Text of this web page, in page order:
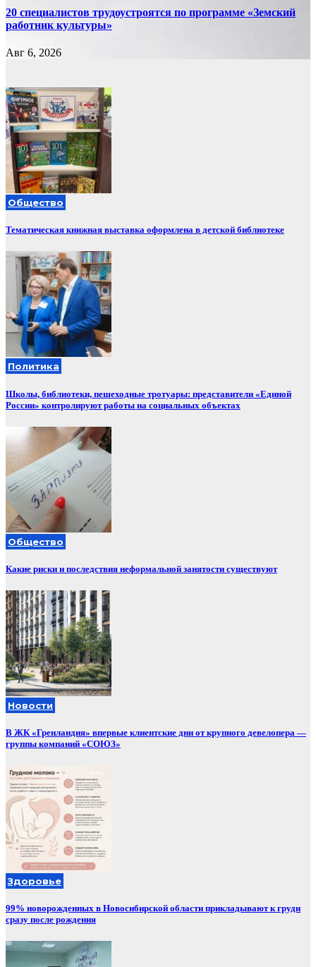
20 специалистов трудоустроятся по программе «Земский
работник культуры»
Авг 6, 2026
Общество
Тематическая книжная выставка оформлена в детской библиотеке
Политика
Школы, библиотеки, пешеходные тротуары: представители «Единой
России» контролируют работы на социальных объектах
Общество
Какие риски и последствия неформальной занятости существуют
Новости
В ЖК «Гренландия» впервые клиентские дни от крупного девелопера —
группы компаний «СОЮЗ»
Здоровье
99% новорожденных в Новосибирской области прикладывают к груди
сразу после рождения